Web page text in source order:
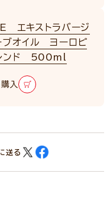
エキストラバージ
ブオイル ヨーロピ
ンド 500ml
購入
送る